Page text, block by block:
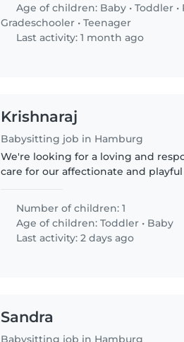
Age of children: Baby •Toddler •
Gradeschooler •Teenager
Last activity: 1 month ago
Krishnaraj
Babysitting job in Hamburg
We're looking for a loving and
care for our affectionate and
someone..
Number of children: 1
Age of children:Toddler • Baby
Last activity: 2 days ago
Sandra
Babysitting job in Hamburg